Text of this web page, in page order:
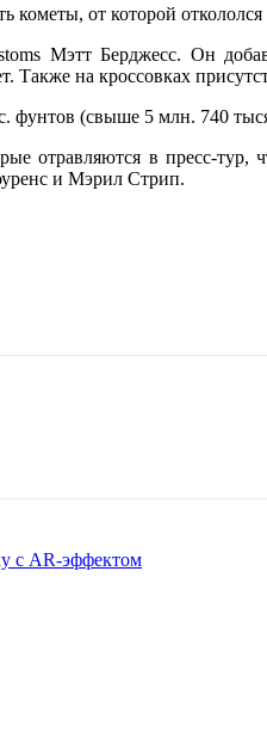
кометы, от которой
Мэтт Берджесс. Он
Также на кроссовках
фунтов (свыше 5 млн. 740
отравляются в пресс-
и Мэрил Стрип.
с AR-эффектом